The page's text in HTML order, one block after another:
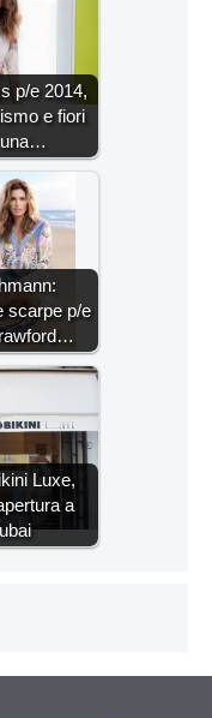
p/e 2014,
e fiori
scarpe p/e
Luxe,
a